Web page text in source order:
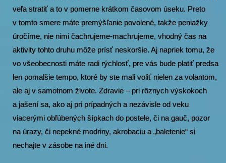
veľa stratiť a to v pomerne krátkom časovom úseku. Preto
v tomto smere máte premýšľanie povolené, takže peniažky
úročíme, nie nimi čachrujeme-machrujeme, vhodný čas na
aktivity tohto druhu môže prísť neskoršie. Aj napriek tomu, že
vo všeobecnosti máte radi rýchlosť, pre vás bude platiť predsa
len pomalšie tempo, ktoré by ste mali voliť nielen za volantom,
ale aj v samotnom živote. Zdravie – pri rôznych výskokoch
a jašení sa, ako aj pri prípadných a nezávisle od veku
viacerými obľúbených šípkach do postele, či na gauč, pozor
na úrazy, či nepekné modriny, akrobaciu a „baletenie“ si
nechajte v zásobe na iné dni.